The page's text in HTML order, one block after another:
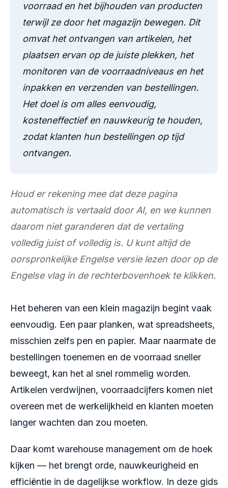
voorraad en het bijhouden van producten
terwijl ze door het magazijn bewegen. Dit
omvat het ontvangen van artikelen, het
plaatsen ervan op de juiste plekken, het
monitoren van de voorraadniveaus en het
inpakken en verzenden van bestellingen.
Het doel is om alles eenvoudig,
kosteneffectief en nauwkeurig te houden,
zodat klanten hun bestellingen op tijd
ontvangen.
Houd er rekening mee dat deze pagina
automatisch is vertaald door AI, en we kunnen
daarom niet garanderen dat de vertaling
volledig juist of volledig is. U kunt altijd de
oorspronkelijke Engelse versie lezen door op de
Engelse vlag in de rechterbovenhoek te klikken.
Het beheren van een klein magazijn begint vaak
eenvoudig. Een paar planken, wat spreadsheets,
misschien zelfs pen en papier. Maar naarmate de
bestellingen toenemen en de voorraad sneller
beweegt, kan het al snel rommelig worden.
Artikelen verdwijnen, voorraadcijfers komen niet
overeen met de werkelijkheid en klanten moeten
langer wachten dan zou moeten.
Daar komt warehouse management om de hoek
kijken — het brengt orde, nauwkeurigheid en
efficiëntie in de dagelijkse workflow. In deze gids